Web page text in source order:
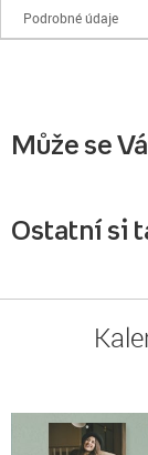
Podrobné údaje
Může se
Ostatní si